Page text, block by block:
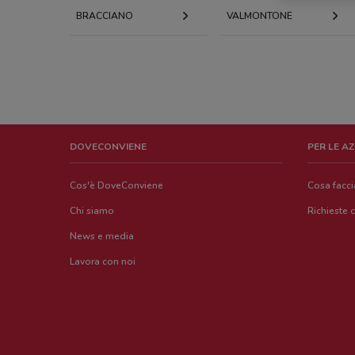
BRACCIANO VALMONTONE
DOVECONVIENE
Cos'è DoveConviene
Chi siamo
News e media
Lavora con noi
PER LE
Cosa
Richieste